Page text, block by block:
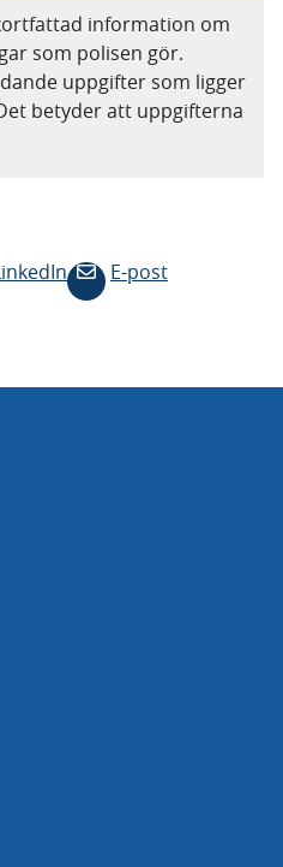
information om
som polisen gör.
uppgifter som ligger
betyder att uppgifterna
E-post